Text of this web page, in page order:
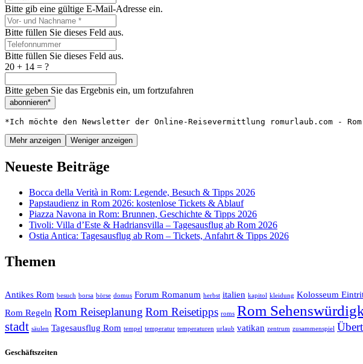
Bitte gib eine gültige E-Mail-Adresse ein.
Bitte füllen Sie dieses Feld aus.
Bitte füllen Sie dieses Feld aus.
20 + 14 = ?
Bitte geben Sie das Ergebnis ein, um fortzufahren
abonnieren*
*Ich möchte den Newsletter der Online-Reisevermittlung romurlaub.com -
Mehr anzeigen Weniger anzeigen
Neueste Beiträge
Bocca della Verità in Rom: Legende, Besuch & Tipps 2026
Papstaudienz in Rom 2026: kostenlose Tickets & Ablauf
Piazza Navona in Rom: Brunnen, Geschichte & Tipps 2026
Tivoli: Villa d’Este & Hadriansvilla – Tagesausflug ab Rom 2026
Ostia Antica: Tagesausflug ab Rom – Tickets, Anfahrt & Tipps 2026
Themen
Antikes Rom besuch borsa börse domus Forum Romanum herbst italien kapitol kleidung Kolosseum
Rom Regeln Rom Reiseplanung Rom Reisetipps roms Rom
stadt säulen Tagesausflug Rom tempel temperatur temperaturen urlaub vatikan zentrum zusammenspiel
Geschäftszeiten